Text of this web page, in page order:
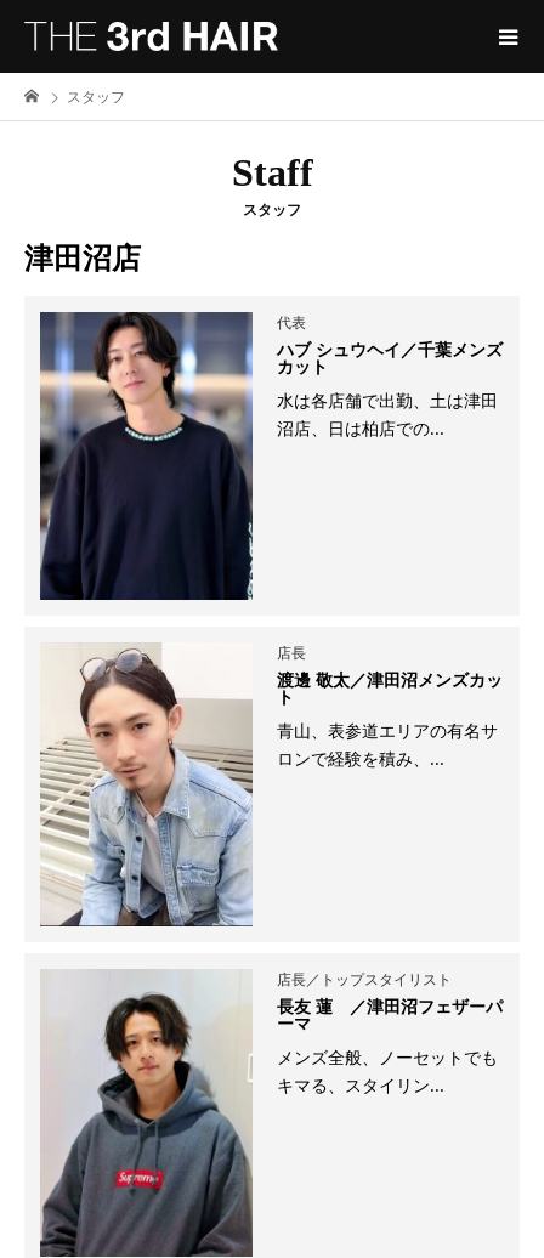
スタッフ
Staff
スタッフ
津田沼店
代表
ハブ シュウヘイ／千葉メンズ
カット
水は各店舗で出勤、土は津田
沼店、日は柏店での...
店長
渡邊 敬太／津田沼メンズカッ
ト
青山、表参道エリアの有名サ
ロンで経験を積み、...
店長／トップスタイリスト
長友 蓮 ／津田沼フェザーパ
ーマ
メンズ全般、ノーセットでも
キマる、スタイリン...